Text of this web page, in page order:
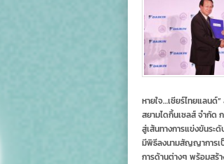
หายใจ…เชียร์ไทยแลนด์
สยามไดกิ้นเซลส์ จำกัด
สู่เส้นทางการแข่งขันระ
มีพิธีลงนามสัญญาการเ
การด้านต่างๆ พร้อมสร้